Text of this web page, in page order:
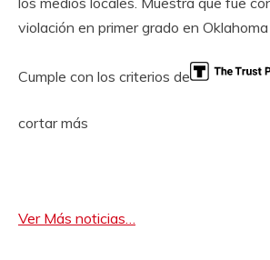
violación en primer grado en
Cumple con los criterios de
cortar más
Ver Más noticias…